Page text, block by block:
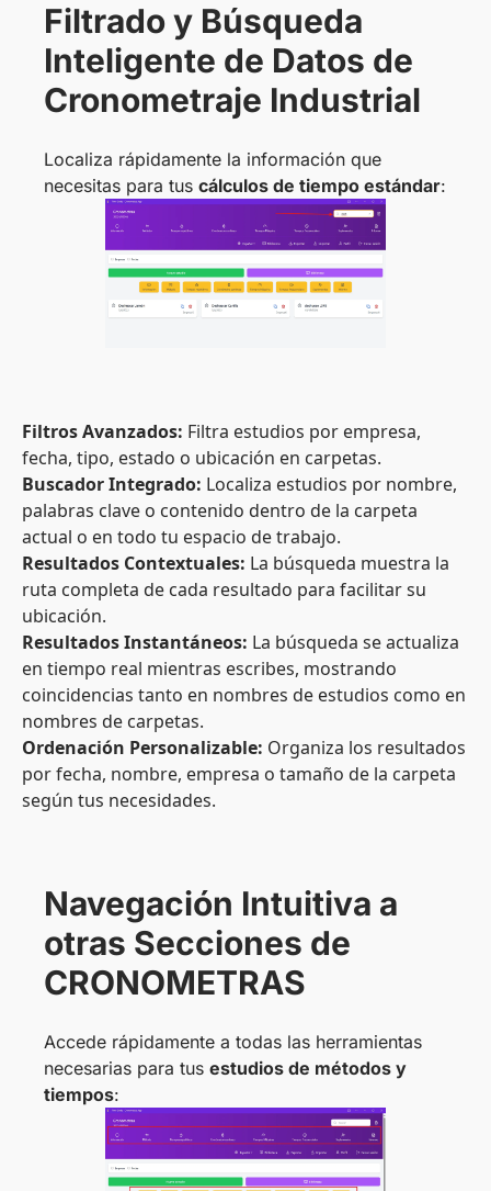
Filtrado y Búsqueda
Inteligente de Datos de
Cronometraje Industrial
Localiza rápidamente la información que
necesitas para tus cálculos de tiempo estándar:
Filtros Avanzados: Filtra estudios por empresa,
fecha, tipo, estado o ubicación en carpetas.
Buscador Integrado: Localiza estudios por nombre,
palabras clave o contenido dentro de la carpeta
actual o en todo tu espacio de trabajo.
Resultados Contextuales: La búsqueda muestra la
ruta completa de cada resultado para facilitar su
ubicación.
Resultados Instantáneos: La búsqueda se actualiza
en tiempo real mientras escribes, mostrando
coincidencias tanto en nombres de estudios como en
nombres de carpetas.
Ordenación Personalizable: Organiza los resultados
por fecha, nombre, empresa o tamaño de la carpeta
según tus necesidades.
Navegación Intuitiva a
otras Secciones de
CRONOMETRAS
Accede rápidamente a todas las herramientas
necesarias para tus estudios de métodos y
tiempos: